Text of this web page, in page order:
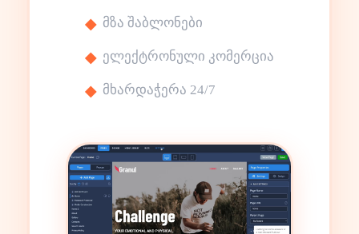
მზა შაბლონები
ელექტრონული კომერცია
მხარდაჭერა 24/7